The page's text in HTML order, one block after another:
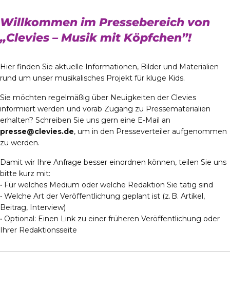
Willkommen im Pressebereich von
„Clevies – Musik mit Köpfchen”!
Hier finden Sie aktuelle Informationen, Bilder und Materialien
rund um unser musikalisches Projekt für kluge Kids.
Sie möchten regelmäßig über Neuigkeiten der Clevies
informiert werden und vorab Zugang zu Pressematerialien
erhalten? Schreiben Sie uns gern eine E-Mail an
presse@clevies.de, um in den Presseverteiler aufgenommen
zu werden.
Damit wir Ihre Anfrage besser einordnen können, teilen Sie uns
bitte kurz mit:
• Für welches Medium oder welche Redaktion Sie tätig sind
• Welche Art der Veröffentlichung geplant ist (z. B. Artikel,
Beitrag, Interview)
• Optional: Einen Link zu einer früheren Veröffentlichung oder
Ihrer Redaktionsseite